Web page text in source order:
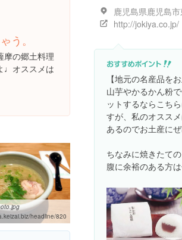
う。
摩の郷土料理
♩オススメは
http://jokiya.co.jp/
【地元の名産品を
山芋やかるかん粉
ットするならこち
すが、私のオスス
あるのでお土産にぜ
ちなみに焼きたて
腹に余裕のある方は
headline/820